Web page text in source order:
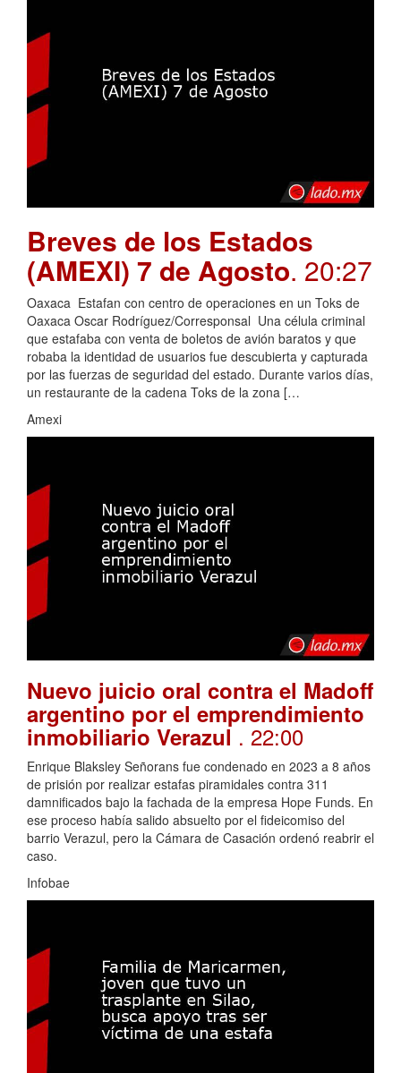
Breves de los Estados
(AMEXI) 7 de Agosto. 20:27
Oaxaca Estafan con centro de operaciones en un Toks de
Oaxaca Oscar Rodríguez/Corresponsal Una célula criminal
que estafaba con venta de boletos de avión baratos y que
robaba la identidad de usuarios fue descubierta y capturada
por las fuerzas de seguridad del estado. Durante varios días,
un restaurante de la cadena Toks de la zona […
Amexi
Nuevo juicio oral contra el Madoff
argentino por el emprendimiento
inmobiliario Verazul . 22:00
Enrique Blaksley Señorans fue condenado en 2023 a 8 años
de prisión por realizar estafas piramidales contra 311
damnificados bajo la fachada de la empresa Hope Funds. En
ese proceso había salido absuelto por el fideicomiso del
barrio Verazul, pero la Cámara de Casación ordenó reabrir el
caso.
Infobae